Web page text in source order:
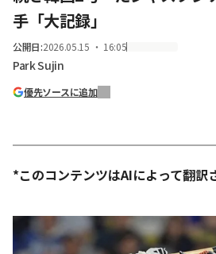
手「大記録」
公開日:2026.05.15 ・ 16:05
Park Sujin
優先ソースに追加
*このコンテンツはAIによって翻訳